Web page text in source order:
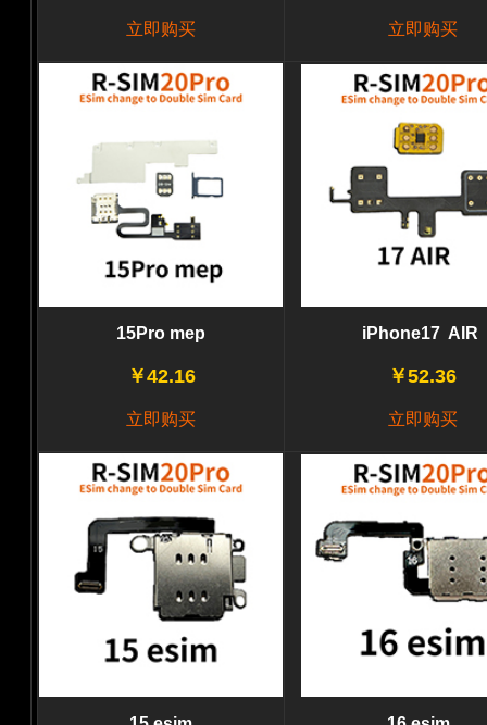
立即购买 立即购买
15Pro mep
￥42.16
立即购买
iPhone17 AIR
￥52.36
立即购买